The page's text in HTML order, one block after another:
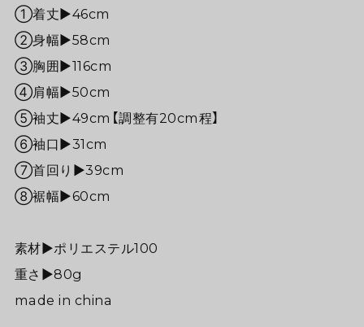
①着丈▶︎46cm
②身幅▶︎58cm
③胸囲▶116cm
④肩幅▶50cm
⑤袖丈▶49cm【調整有20cm程】
⑥袖口▶︎31cm
⑦首回り▶39cm
⑧裾幅▶60cm
素材▶︎ポリエステル100
重さ▶︎80g
made in china